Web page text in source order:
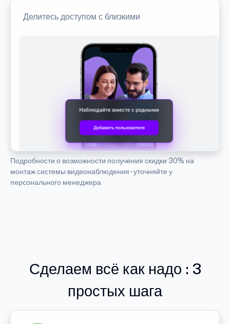
Делитесь доступом с близкими
Подробности о возможности получения скидки 30% на
монтаж системы видеонаблюдения - уточняйте у
персонального менеджера
Сделаем всё как надо : 3
простых шага